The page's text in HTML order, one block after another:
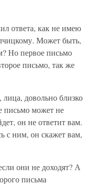
ответа, как не имею
Может быть,
Но первое письмо
письмо, так же
довольно близко
письмо может не
он не ответит вам.
с ним, он скажет вам,
они не доходят? А
письма